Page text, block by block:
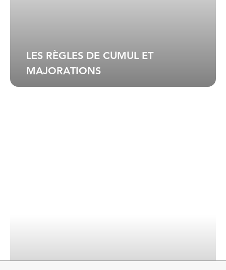
LES RÈGLES DE CUMUL ET
MAJORATIONS